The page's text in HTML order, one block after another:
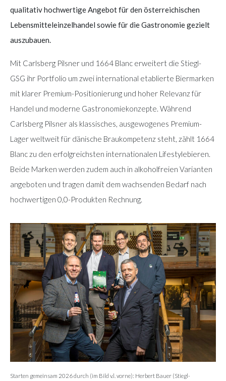
qualitativ hochwertige Angebot für den österreichischen
Lebensmitteleinzelhandel sowie für die Gastronomie gezielt
auszubauen.
Mit Carlsberg Pilsner und 1664 Blanc erweitert die Stiegl-
GSG ihr Portfolio um zwei international etablierte Biermarken
mit klarer Premium-Positionierung und hoher Relevanz für
Handel und moderne Gastronomiekonzepte. Während
Carlsberg Pilsner als klassisches, ausgewogenes Premium-
Lager weltweit für dänische Braukompetenz steht, zählt 1664
Blanc zu den erfolgreichsten internationalen Lifestylebieren.
Beide Marken werden zudem auch in alkoholfreien Varianten
angeboten und tragen damit dem wachsenden Bedarf nach
hochwertigen 0,0-Produkten Rechnung.
Starten gemeinsam 2026 durch (im Bild v.l. vorne): Herbert Bauer (Stiegl-